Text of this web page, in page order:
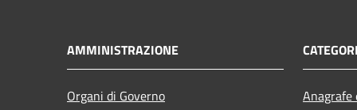
AMMINISTRAZIONE
Organi di Governo